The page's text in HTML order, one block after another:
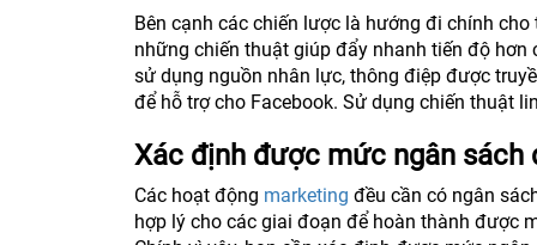
Bên cạnh các chiến lược là hướng đi chính
những chiến thuật giúp đẩy nhanh tiến độ
sử dụng nguồn nhân lực, thông điệp được
để hỗ trợ cho Facebook. Sử dụng chiến thuật
Xác định được mức ngân sách
Các hoạt động marketing đều cần có ngân
hợp lý cho các giai đoạn để hoàn thành được